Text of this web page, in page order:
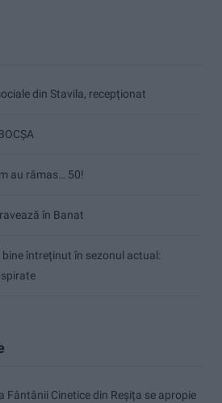
din Stavila, recepționat
au rămas… 50!
în Banat
întreținut în sezonul actual:
Fântânii Cinetice din Reșița se apropie